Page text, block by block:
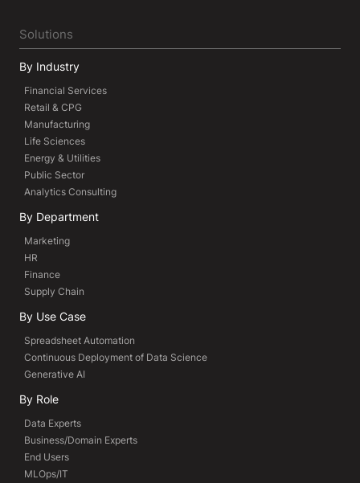
Solutions
By Industry
Financial Services
Retail & CPG
Manufacturing
Life Sciences
Energy & Utilities
Public Sector
Analytics Consulting
By Department
Marketing
HR
Finance
Supply Chain
By Use Case
Spreadsheet Automation
Continuous Deployment of Data Science
Generative AI
By Role
Data Experts
Business/Domain Experts
End Users
MLOps/IT